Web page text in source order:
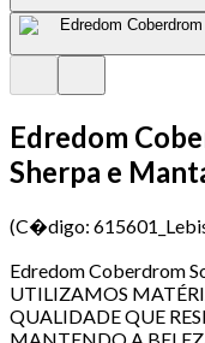
Edredom
Sherpa e
(C�digo:
Edredom Coberdrom
UTILIZAMOS
QUALIDADE QUE